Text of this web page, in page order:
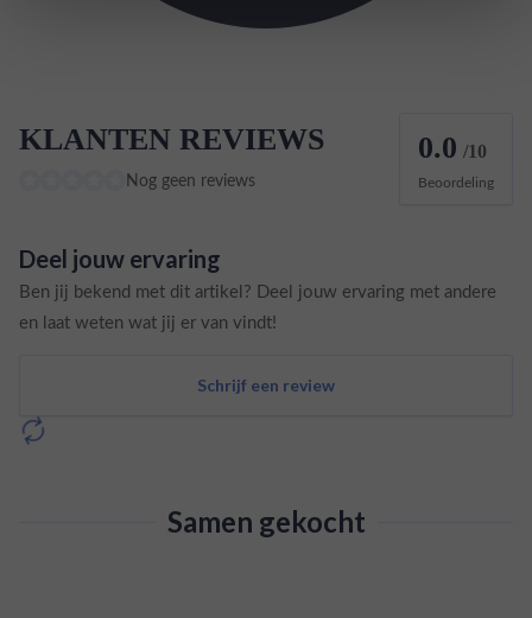
KLANTEN REVIEWS
Nog geen reviews
0.0 /10
Beoordeling
Deel jouw ervaring
Ben jij bekend met dit artikel? Deel jouw ervaring met andere
en laat weten wat jij er van vindt!
Schrijf een review
Samen gekocht